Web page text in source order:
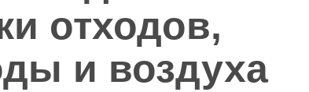
отходов,
и воздуха